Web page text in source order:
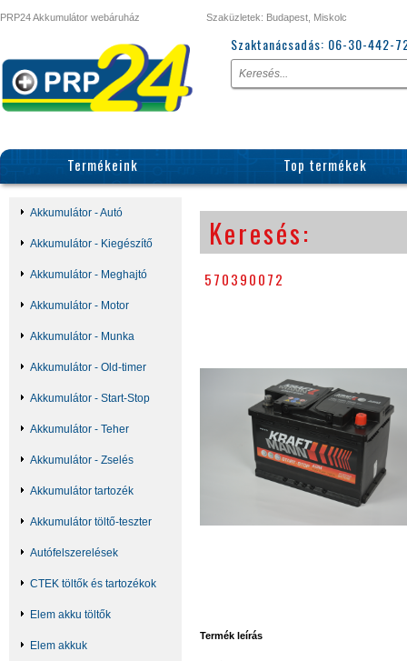
PRP24 Akkumulátor webáruház Szaküzletek: Budapest, Miskolc
Szaktanácsadás: 06-30-442-
Termékeink Top termékek
Akkumulátor - Autó
Akkumulátor - Kiegészítő
Akkumulátor - Meghajtó
Akkumulátor - Motor
Akkumulátor - Munka
Akkumulátor - Old-timer
Akkumulátor - Start-Stop
Akkumulátor - Teher
Akkumulátor - Zselés
Akkumulátor tartozék
Akkumulátor töltő-teszter
Autófelszerelések
CTEK töltők és tartozékok
Elem akku töltők
Elem akkuk
Keresés:
570390072
Termék leírás